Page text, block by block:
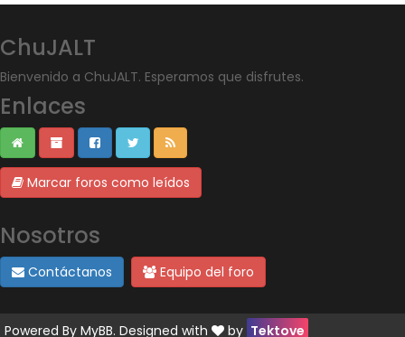
ChuJALT
Bienvenido a ChuJALT. Esperamos que disfrutes.
Enlaces
Marcar foros como leídos
Nosotros
Contáctanos Equipo del foro
Powered By MyBB. Designed with by Tektove